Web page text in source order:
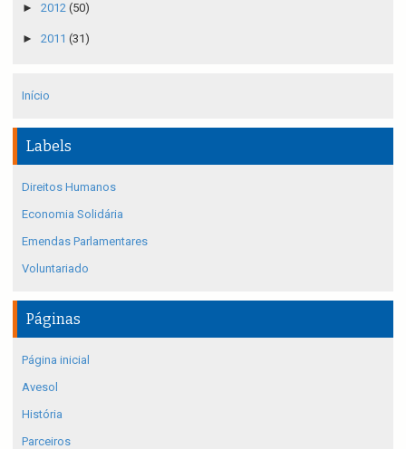
► 2012 (50)
► 2011 (31)
Início
Labels
Direitos Humanos
Economia Solidária
Emendas Parlamentares
Voluntariado
Páginas
Página inicial
Avesol
História
Parceiros